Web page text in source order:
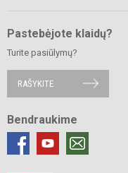
Pastebėjote klaidų?
Turite pasiūlymų?
RAŠYKITE
Bendraukime